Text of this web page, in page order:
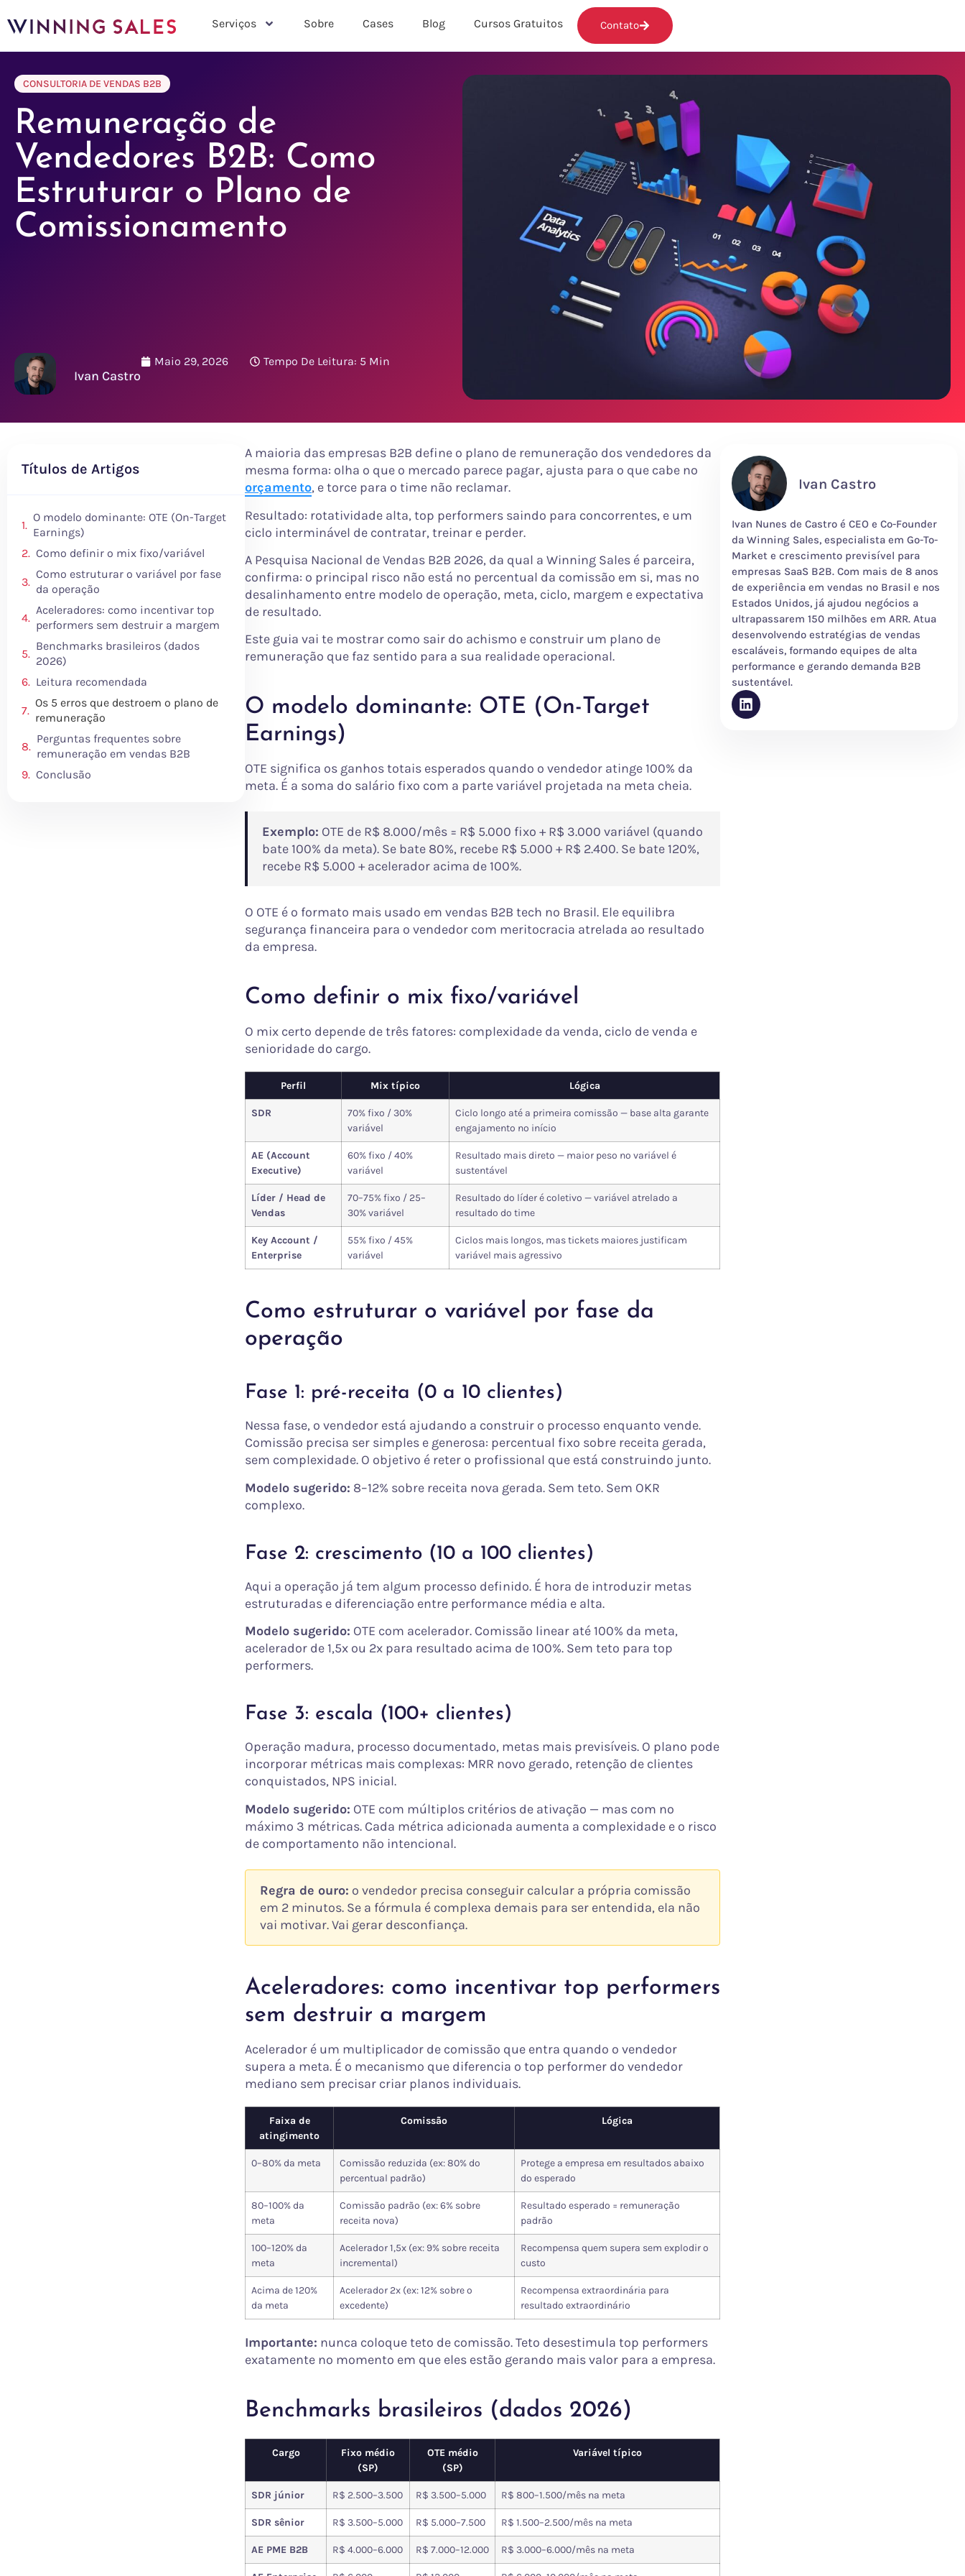
Serviços Sobre Cases Blog Cursos Gratuitos Contato
CONSULTORIA DE VENDAS B2B
Remuneração de
Vendedores B2B: Como
Estruturar o Plano de
Comissionamento
Maio 29, 2026 Tempo De Leitura: 5 Min
Ivan Castro
Títulos de Artigos
O modelo dominante: OTE (On-Target
Earnings)
Como definir o mix fixo/variável
Como estruturar o variável por fase
da operação
Aceleradores: como incentivar top
performers sem destruir a margem
Benchmarks brasileiros (dados
2026)
Leitura recomendada
Os 5 erros que destroem o plano de
remuneração
Perguntas frequentes sobre
remuneração em vendas B2B
Conclusão
A maioria das empresas B2B define o plano de remuneração dos vendedores da
mesma forma: olha o que o mercado parece pagar, ajusta para o que cabe no
orçamento, e torce para o time não reclamar.
Resultado: rotatividade alta, top performers saindo para concorrentes, e um
ciclo interminável de contratar, treinar e perder.
A Pesquisa Nacional de Vendas B2B 2026, da qual a Winning Sales é parceira,
confirma: o principal risco não está no percentual da comissão em si, mas no
desalinhamento entre modelo de operação, meta, ciclo, margem e expectativa
de resultado.
Este guia vai te mostrar como sair do achismo e construir um plano de
remuneração que faz sentido para a sua realidade operacional.
O modelo dominante: OTE (On-Target
Earnings)
OTE significa os ganhos totais esperados quando o vendedor atinge 100% da
meta. É a soma do salário fixo com a parte variável projetada na meta cheia.
Exemplo: OTE de R$ 8.000/mês = R$ 5.000 fixo + R$ 3.000 variável (quando
bate 100% da meta). Se bate 80%, recebe R$ 5.000 + R$ 2.400. Se bate 120%,
recebe R$ 5.000 + acelerador acima de 100%.
O OTE é o formato mais usado em vendas B2B tech no Brasil. Ele equilibra
segurança financeira para o vendedor com meritocracia atrelada ao resultado
da empresa.
Como definir o mix fixo/variável
O mix certo depende de três fatores: complexidade da venda, ciclo de venda e
senioridade do cargo.
Perfil Mix típico Lógica
SDR
70% fixo / 30%
variável
Ciclo longo até a primeira comissão — base alta garante
engajamento no início
AE (Account
Executive)
60% fixo / 40%
variável
Resultado mais direto — maior peso no variável é
sustentável
Líder / Head de
Vendas
70–75% fixo / 25–
30% variável
Resultado do líder é coletivo — variável atrelado a
resultado do time
Key Account /
Enterprise
55% fixo / 45%
variável
Ciclos mais longos, mas tickets maiores justificam
variável mais agressivo
Como estruturar o variável por fase da
operação
Fase 1: pré-receita (0 a 10 clientes)
Nessa fase, o vendedor está ajudando a construir o processo enquanto vende.
Comissão precisa ser simples e generosa: percentual fixo sobre receita gerada,
sem complexidade. O objetivo é reter o profissional que está construindo junto.
Modelo sugerido: 8–12% sobre receita nova gerada. Sem teto. Sem OKR
complexo.
Fase 2: crescimento (10 a 100 clientes)
Aqui a operação já tem algum processo definido. É hora de introduzir metas
estruturadas e diferenciação entre performance média e alta.
Modelo sugerido: OTE com acelerador. Comissão linear até 100% da meta,
acelerador de 1,5x ou 2x para resultado acima de 100%. Sem teto para top
performers.
Fase 3: escala (100+ clientes)
Operação madura, processo documentado, metas mais previsíveis. O plano pode
incorporar métricas mais complexas: MRR novo gerado, retenção de clientes
conquistados, NPS inicial.
Modelo sugerido: OTE com múltiplos critérios de ativação — mas com no
máximo 3 métricas. Cada métrica adicionada aumenta a complexidade e o risco
de comportamento não intencional.
Regra de ouro: o vendedor precisa conseguir calcular a própria comissão
em 2 minutos. Se a fórmula é complexa demais para ser entendida, ela não
vai motivar. Vai gerar desconfiança.
Aceleradores: como incentivar top performers
sem destruir a margem
Acelerador é um multiplicador de comissão que entra quando o vendedor
supera a meta. É o mecanismo que diferencia o top performer do vendedor
mediano sem precisar criar planos individuais.
Faixa de
atingimento
Comissão Lógica
0–80% da meta
Comissão reduzida (ex: 80% do
percentual padrão)
Protege a empresa em resultados abaixo
do esperado
80–100% da
meta
Comissão padrão (ex: 6% sobre
receita nova)
Resultado esperado = remuneração
padrão
100–120% da
meta
Acelerador 1,5x (ex: 9% sobre receita
incremental)
Recompensa quem supera sem explodir o
custo
Acima de 120%
da meta
Acelerador 2x (ex: 12% sobre o
excedente)
Recompensa extraordinária para
resultado extraordinário
Importante: nunca coloque teto de comissão. Teto desestimula top performers
exatamente no momento em que eles estão gerando mais valor para a empresa.
Benchmarks brasileiros (dados 2026)
Cargo
Fixo médio
(SP)
OTE médio
(SP)
Variável típico
SDR júnior R$ 2.500–3.500 R$ 3.500–5.000 R$ 800–1.500/mês na meta
SDR sênior R$ 3.500–5.000 R$ 5.000–7.500 R$ 1.500–2.500/mês na meta
AE PME B2B R$ 4.000–6.000 R$ 7.000–12.000 R$ 3.000–6.000/mês na meta
Ivan Castro
Ivan Nunes de Castro é CEO e Co-Founder
da Winning Sales, especialista em Go-To-
Market e crescimento previsível para
empresas SaaS B2B. Com mais de 8 anos
de experiência em vendas no Brasil e nos
Estados Unidos, já ajudou negócios a
ultrapassarem 150 milhões em ARR. Atua
desenvolvendo estratégias de vendas
escaláveis, formando equipes de alta
performance e gerando demanda B2B
sustentável.